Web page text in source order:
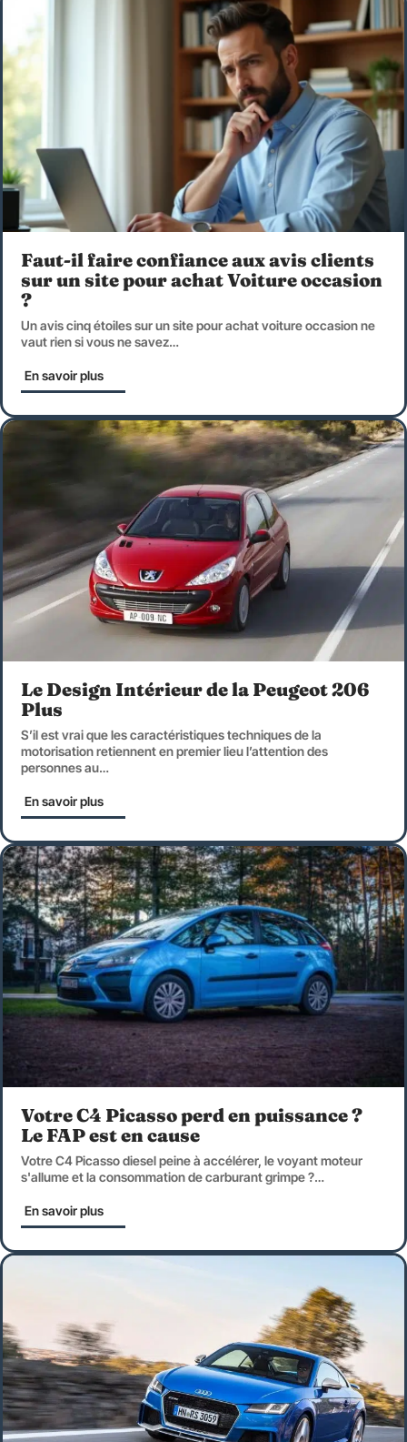
Faut-il faire confiance aux avis clients
sur un site pour achat Voiture occasion
?
Un avis cinq étoiles sur un site pour achat voiture occasion ne
vaut rien si vous ne savez…
En savoir plus
Le Design Intérieur de la Peugeot 206
Plus
S’il est vrai que les caractéristiques techniques de la
motorisation retiennent en premier lieu l’attention des
personnes au…
En savoir plus
Votre C4 Picasso perd en puissance ?
Le FAP est en cause
Votre C4 Picasso diesel peine à accélérer, le voyant moteur
s'allume et la consommation de carburant grimpe ?…
En savoir plus